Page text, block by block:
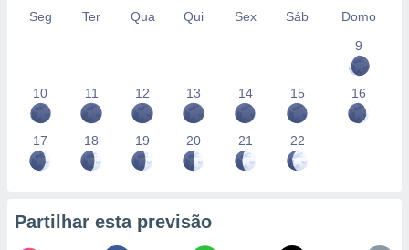
Seg Ter Qua Qui Sex Sáb
Domo
9
10 11 12 13 14 15 16
17 18 19 20 21 22
Partilhar esta previsão